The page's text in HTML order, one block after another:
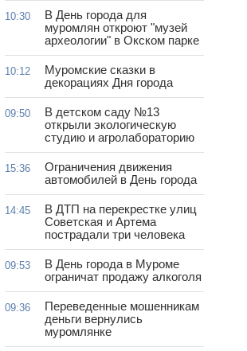
10:30
В День города для
муромлян откроют "музей
археологии" в Окском парке
10:12
Муромские сказки в
декорациях Дня города
09:50
В детском саду №13
открыли экологическую
студию и агролабораторию
15:36
Ограничения движения
автомобилей в День города
14:45
В ДТП на перекрестке улиц
Советская и Артема
пострадали три человека
09:53
В День города в Муроме
ограничат продажу алкоголя
09:36
Переведенные мошенникам
деньги вернулись
муромлянке